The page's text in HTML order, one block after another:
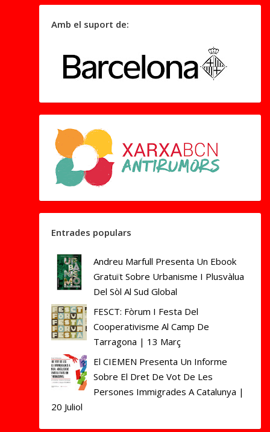
Amb el suport de:
Entrades populars
Andreu Marfull Presenta Un Ebook
Gratuït Sobre Urbanisme I Plusvàlua
Del Sòl Al Sud Global
FESCT: Fòrum I Festa Del
Cooperativisme Al Camp De
Tarragona | 13 Març
El CIEMEN Presenta Un Informe
Sobre El Dret De Vot De Les
Persones Immigrades A Catalunya |
20 Juliol